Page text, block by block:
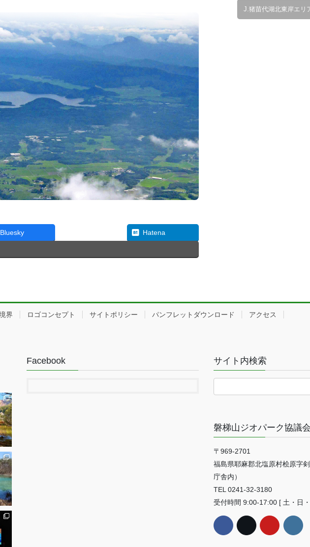
Bluesky Hatena
J.猪苗代湖北東岸エリ
界 ロゴコンセプト サイトポリシー パンフレットダウンロード アクセス
Facebook サイト内検索
磐梯山ジオパーク協議
〒969-2701
福島県耶麻郡北塩原村桧原字
庁舎内）
TEL 0241-32-3180
受付時間 9:00-17:00 [ 土・日